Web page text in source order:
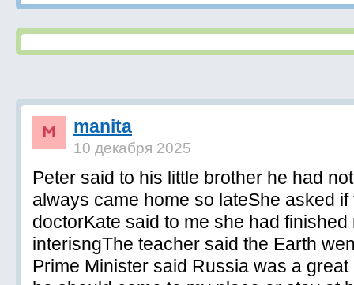
manita
10 декабря 2025
Peter said to his little brother he had
always came home so lateShe asked
doctorKate said to me she had
interisngThe teacher said the Earth
Prime Minister said Russia was a